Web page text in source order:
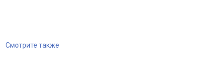
Смотрите также